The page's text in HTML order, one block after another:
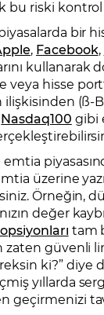
bu riski kontrol
piyasalarda bir
, Facebook,
kullanarak
veya hisse
(ß-
Nasdaq100 gibi
üzerine
Örneğin,
değer
tam
zaten güvenli
ki?” diye
yıllarda
geçirmenizi